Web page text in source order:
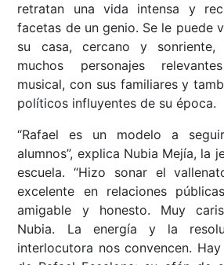
retratan una vida intensa y
facetas de un genio. Se le puede
su casa, cercano y
muchos personajes
musical, con sus familiares y
políticos influyentes de su época.
“Rafael es un modelo a
alumnos”, explica Nubia Mejía, la
escuela. “Hizo sonar el
excelente en relaciones
amigable y honesto. Muy
Nubia. La energía y la
interlocutora nos convencen.